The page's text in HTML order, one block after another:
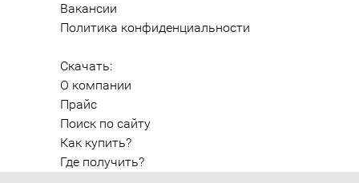
Вакансии
Политика конфиденциальности
Скачать:
О компании
Прайс
Поиск по сайту
Как купить?
Где получить?